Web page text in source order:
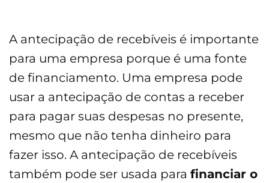
A antecipação de recebíveis é importante
para uma empresa porque é uma fonte
de financiamento. Uma empresa pode
usar a antecipação de contas a receber
para pagar suas despesas no presente,
mesmo que não tenha dinheiro para
fazer isso. A antecipação de recebíveis
também pode ser usada para financiar o